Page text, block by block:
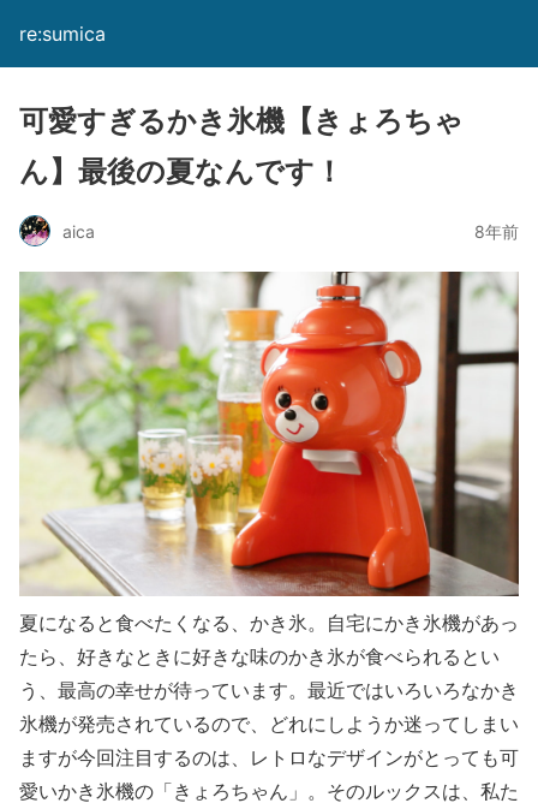
re:sumica
可愛すぎるかき氷機【きょろちゃ
ん】最後の夏なんです！
aica 8年前
夏になると食べたくなる、かき氷。自宅にかき氷機があっ
たら、好きなときに好きな味のかき氷が食べられるとい
う、最高の幸せが待っています。最近ではいろいろなかき
氷機が発売されているので、どれにしようか迷ってしまい
ますが今回注目するのは、レトロなデザインがとっても可
愛いかき氷機の「きょろちゃん」。そのルックスは、私た